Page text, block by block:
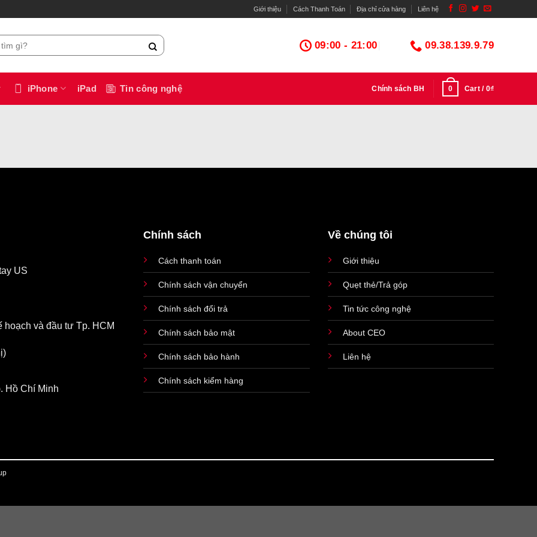
Giới thiệu Cách Thanh Toán Địa chỉ cửa hàng Liên hệ
09:00 - 21:00 09.38.139.9.79
iPhone iPad Tin công nghệ Chính sách BH 0 Cart / 0₫
US
hoạch và đầu tư Tp. HCM
Hồ Chí Minh
Chính sách
Cách thanh toán
Chính sách vận chuyển
Chính sách đổi trả
Chính sách bảo mật
Chính sách bảo hành
Chính sách kiểm hàng
Về chúng tôi
Giới thiệu
Quẹt thẻ/Trả góp
Tin tức công nghệ
About CEO
Liên hệ